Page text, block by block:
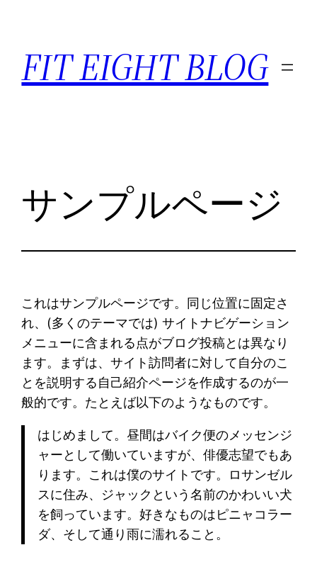
FIT EIGHT BLOG
サンプルページ
これはサンプルページです。同じ位置に固定さ
れ、(多くのテーマでは) サイトナビゲーション
メニューに含まれる点がブログ投稿とは異なり
ます。まずは、サイト訪問者に対して自分のこ
とを説明する自己紹介ページを作成するのが一
般的です。たとえば以下のようなものです。
はじめまして。昼間はバイク便のメッセンジ
ャーとして働いていますが、俳優志望でもあ
ります。これは僕のサイトです。ロサンゼル
スに住み、ジャックという名前のかわいい犬
を飼っています。好きなものはピニャコラー
ダ、そして通り雨に濡れること。